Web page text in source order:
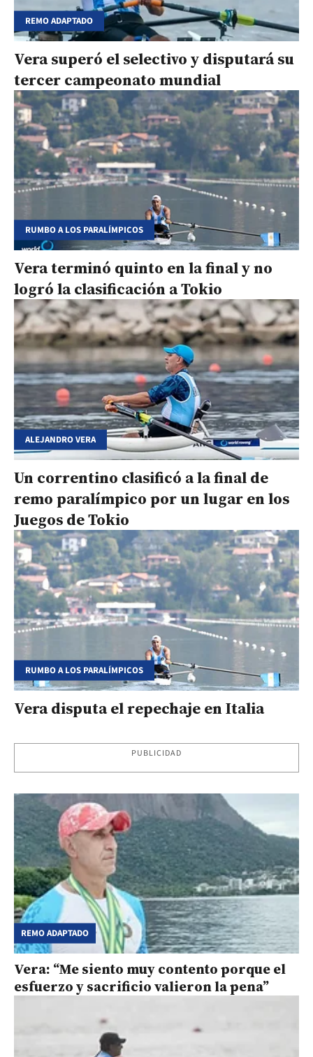
REMO ADAPTADO
Vera superó el selectivo y disputará su
tercer campeonato mundial
RUMBO A LOS PARALÍMPICOS
Vera terminó quinto en la final y no
logró la clasificación a Tokio
ALEJANDRO VERA
Un correntino clasificó a la final de
remo paralímpico por un lugar en los
Juegos de Tokio
RUMBO A LOS PARALÍMPICOS
Vera disputa el repechaje en Italia
PUBLICIDAD
REMO ADAPTADO
Vera: “Me siento muy contento porque el
esfuerzo y sacrificio valieron la pena”